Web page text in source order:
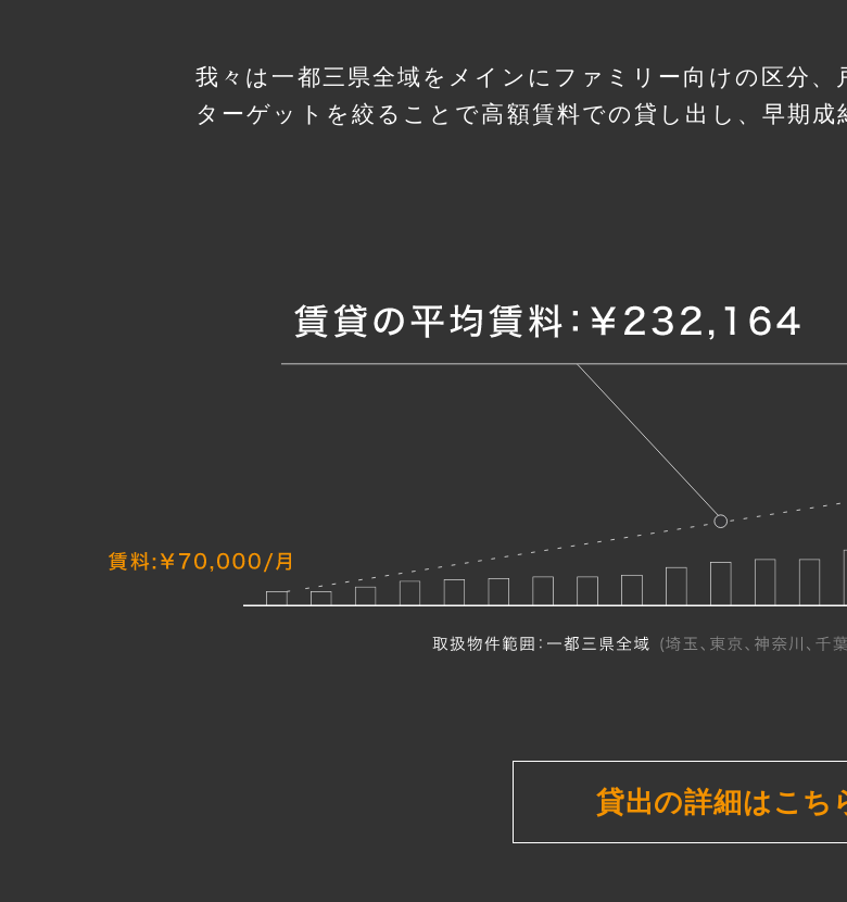
我々は一都三県全域をメインにファミリー向けの区分、
ターゲットを絞ることで高額賃料での貸し出し、早期成
貸出の詳細はこち